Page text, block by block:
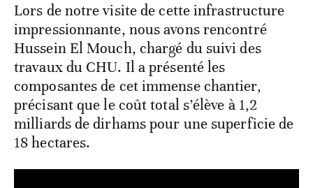
Lors de notre visite de cette infrastructure
impressionnante, nous avons rencontré
Hussein El Mouch, chargé du suivi des
travaux du CHU. Il a présenté les
composantes de cet immense chantier,
précisant que le coût total s’élève à 1,2
milliards de dirhams pour une superficie de
18 hectares.